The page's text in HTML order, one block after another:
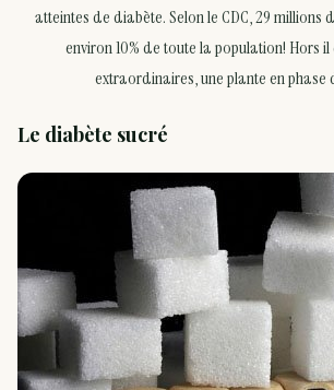
atteintes de diabète. Selon le CDC, 29
environ 10% de toute la population! Hors
extraordinaires, une plante en
Le diabète sucré